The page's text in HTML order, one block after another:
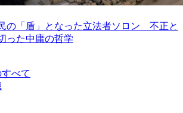
の「盾」となった立法者ソロン 不正と
った中庸の哲学
べて